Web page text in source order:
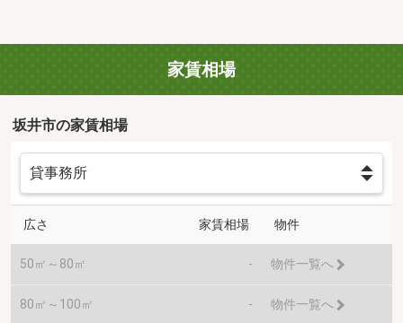
家賃相場
坂井市の家賃相場
広さ 家賃相場 物件
50㎡～80㎡ - 物件一覧へ
80㎡～100㎡ - 物件一覧へ